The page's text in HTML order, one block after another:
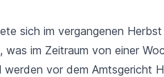
sich im vergangenen
im Zeitraum von einer
werden vor dem Amtsgericht